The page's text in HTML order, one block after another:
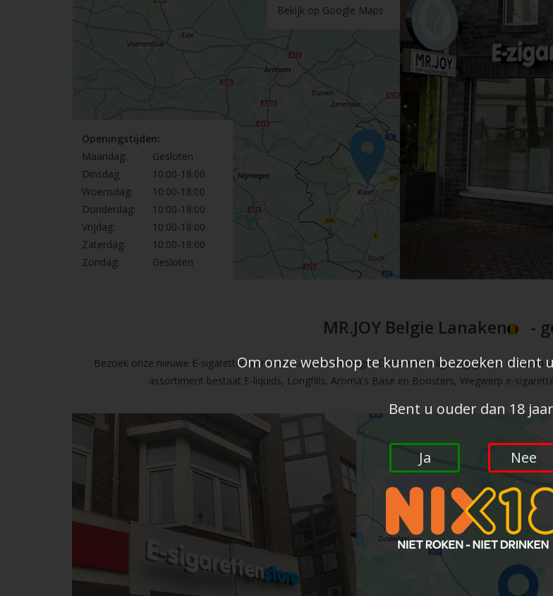
Bekijk op Google Maps
Openingstijden:
Maandag:
Gesloten
Dinsdag:
10:00-18:00
Woensdag:
10:00-18:00
Donderdag:
10:00-18:00
Vrijdag:
10:00-18:00
Zaterdag:
10:00-18:00
Zondag:
Gesloten
MR.JOY Belgie Lanaken -
Bezoek onze nieuwe E-sigaretten Winkel in Lanaken in Belgie. Deze winkel ligt nog geen 5
assortiment bestaat E-liquids, Longfills, Aroma's Base en Boosters, Wegwerp e-
Om onze webshop te kunnen bezoeken dient
Bent u ouder dan 18
Ja Nee